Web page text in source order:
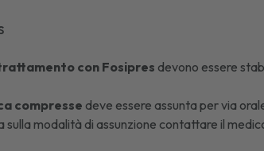
con Fosipres devono essere
compresse deve essere assunta per via
sulla modalità di assunzione contattare il